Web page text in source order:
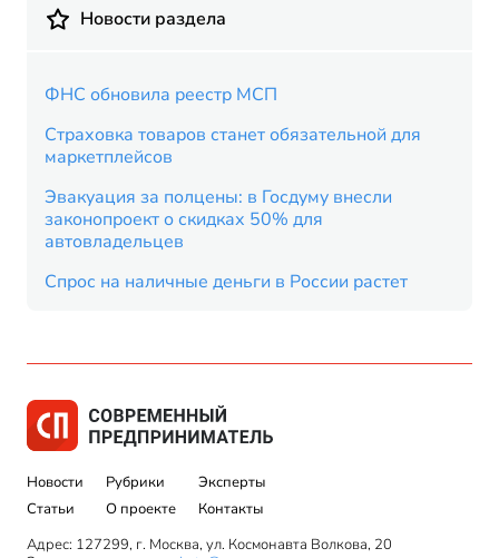
Новости раздела
ФНС обновила реестр МСП
Страховка товаров станет обязательной для
маркетплейсов
Эвакуация за полцены: в Госдуму внесли
законопроект о скидках 50% для
автовладельцев
Спрос на наличные деньги в России растет
Новости
Статьи
Рубрики
О проекте
Эксперты
Контакты
Адрес: 127299, г. Москва, ул. Космонавта Волкова, 20